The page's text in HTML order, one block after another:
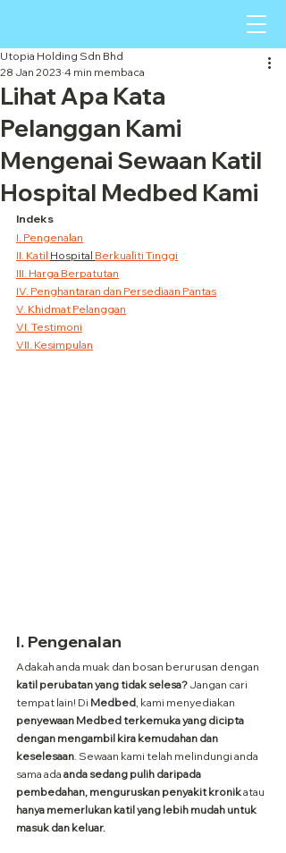
Lihat Apa Kata
Pelanggan Kami
Mengenai Sewaan Katil
Hospital Medbed Kami
Utopia Holding Sdn Bhd
28 Jan 2023 4 min membaca
Indeks
I. Pengenalan
II. Katil Hospital Berkualiti Tinggi
III. Harga Berpatutan
IV. Penghantaran dan Persediaan Pantas
V. Khidmat Pelanggan
VI. Testimoni
VII. Kesimpulan
I. Pengenalan
Adakah anda muak dan bosan berurusan dengan
katil perubatan yang tidak selesa? Jangan cari
tempat lain! Di Medbed, kami menyediakan
penyewaan Medbed terkemuka yang dicipta
dengan mengambil kira kemudahan dan
keselesaan. Sewaan kami telah melindungi anda
sama ada anda sedang pulih daripada
pembedahan, menguruskan penyakit kronik atau
hanya memerlukan katil yang lebih mudah untuk
masuk dan keluar.